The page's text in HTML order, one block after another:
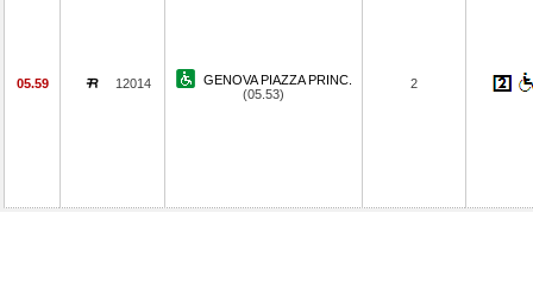
05.59 12014
GENOVA PIAZZA PRINC.
(05.53)
2